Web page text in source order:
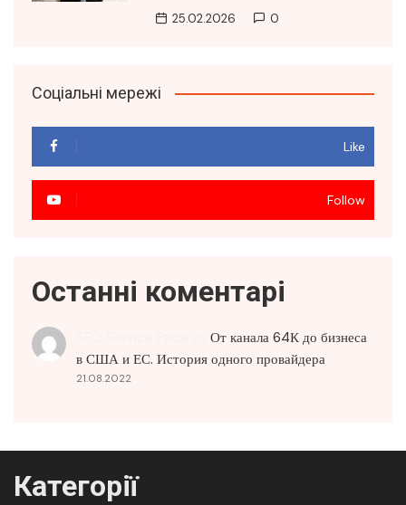
25.02.2026 0
Соціальні мережі
Like
Follow
Останні коментарі
От канала 64К до бизнеса
в США и ЕС. История одного провайдера
21.08.2022
Категорії